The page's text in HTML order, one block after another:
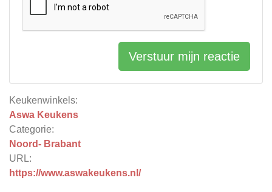
Keukenwinkels:
Aswa Keukens
Categorie:
Noord- Brabant
URL:
https://www.aswakeukens.nl/
Verstuur mijn reactie